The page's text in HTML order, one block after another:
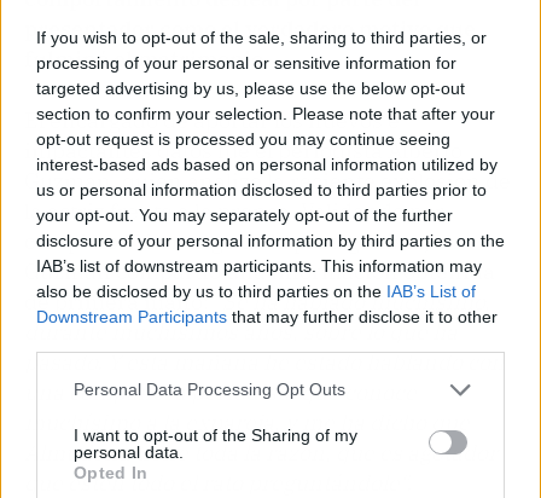
If you wish to opt-out of the sale, sharing to third parties, or
processing of your personal or sensitive information for
targeted advertising by us, please use the below opt-out
section to confirm your selection. Please note that after your
opt-out request is processed you may continue seeing
interest-based ads based on personal information utilized by
us or personal information disclosed to third parties prior to
your opt-out. You may separately opt-out of the further
disclosure of your personal information by third parties on the
IAB’s list of downstream participants. This information may
also be disclosed by us to third parties on the IAB’s List of
Downstream Participants that may further disclose it to other
Personal Data Processing Opt Outs
I want to opt-out of the Sharing of my
personal data.
Opted In
presentador como el verdadero motivo que
fulminó el matrimonio.
El encargado de aportar los nuevos e
impactantes datos fue el periodista Alberto
Guzmán, quien analizó la reciente explosión de
la actriz frente a la prensa. Validando por
completo el hartazgo de la protagonista,
Guzmán compartió una información obtenida
de primera mano: "Se ha hablado muchísimo,
durante muchísimos años, sobre lo que ha
pasado. Y esta mañana he estado hablando con
una compañera periodista que conoce
muchísimo a la expareja, y me ha dicho que
Almudena tiene toda la razón, que es agotador
que estén todo el rato preguntándole".